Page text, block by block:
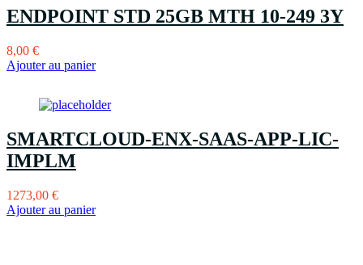
ENDPOINT STD 25GB MTH 10-249 3Y
8,00 €
Ajouter au panier
SMARTCLOUD-ENX-SAAS-APP-LIC-
IMPLM
1273,00 €
Ajouter au panier